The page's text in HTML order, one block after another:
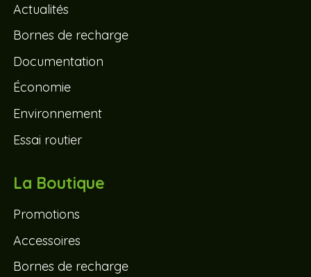
Actualités
Bornes de recharge
Documentation
Économie
Environnement
Essai routier
La Boutique
Promotions
Accessoires
Bornes de recharge